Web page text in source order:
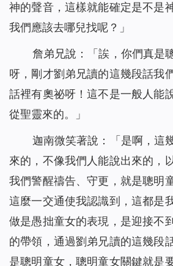
神的聲音，這樣就能確定是不是
我們應該去哪兒找呢？」
詹弟兄說：「誒，你們真是
呀，剛才劉弟兄讀的這幾段話我
話裡有奧祕呀！這不是一般人能
從聖靈來的。」
迦南微笑著說：「是啊，這
來的，不像我們人能說出來的，
我們警醒禱告、守更，就是聰明
這麼一交通使我認識到，這都是
做是愚拙童女的表現，是迎接不
的帶領，通過劉弟兄讀的這幾段
是聰明童女，聰明童女關鍵就是